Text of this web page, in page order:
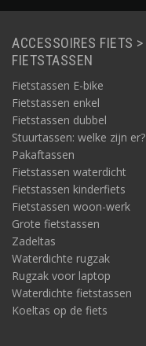
ACCESSOIRES FIETS >
FIETSTASSEN
Fietstassen E-bike
Fietstassen enkel
Fietstassen dubbel
Stuurtassen: welke zijn er?
Pakaftassen
Fietstassen waterdicht
Fietstassen kinderfiets
Fietstassen woon-werk
Grote fietstassen
Zadeltas
Waterdichte rugzak
Rugzak voor laptop
Waterdichte fietstassen
Koeltas op de fiets